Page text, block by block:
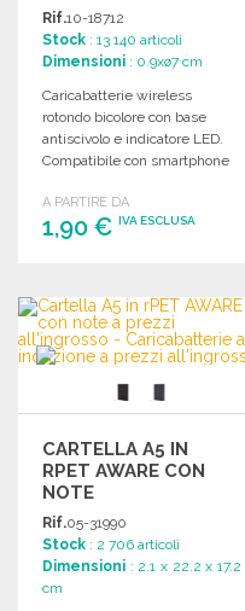
Rif.10-18712
Stock : 13 140 articoli
Dimensioni : 0.9xø7 cm
Caricabatterie wireless
rotondo bicolore con base
antiscivolo e indicatore LED.
Compatibile con smartphone
wireless.
A PARTIRE DA
1,90 € IVA ESCLUSA
Richiedi un preventivo
CARTELLA A5 IN
RPET AWARE CON
NOTE
Rif.05-31990
Stock : 2 706 articoli
Dimensioni : 2.1 x 22.2 x 17.2
cm